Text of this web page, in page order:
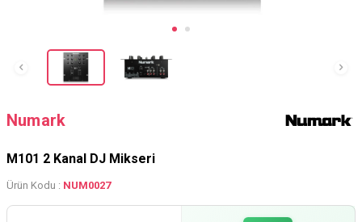
Numark
M101 2 Kanal DJ Mikseri
Ürün Kodu : NUM0027